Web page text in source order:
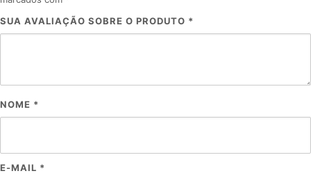
SUA AVALIAÇÃO SOBRE O PRODUTO *
NOME *
E-MAIL *